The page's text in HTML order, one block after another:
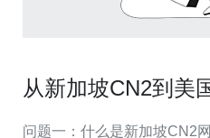
从新加坡CN2到美
问题一：什么是新加坡CN2